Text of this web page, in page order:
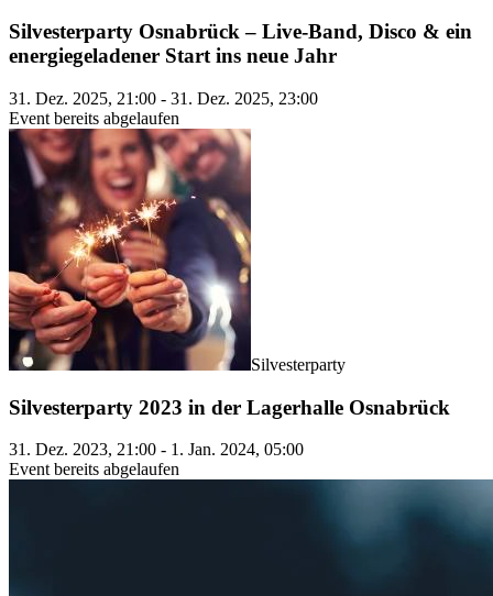
Silvesterparty Osnabrück – Live-Band, Disco & ein
energiegeladener Start ins neue Jahr
31. Dez. 2025, 21:00 - 31. Dez. 2025, 23:00
Event bereits abgelaufen
Silvesterparty
Silvesterparty 2023 in der Lagerhalle Osnabrück
31. Dez. 2023, 21:00 - 1. Jan. 2024, 05:00
Event bereits abgelaufen